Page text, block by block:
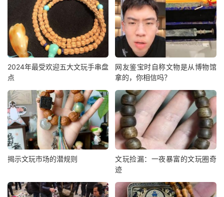
2024年最受欢迎五大文玩手串盘
点
网友鉴宝时自称文物是从博物馆
拿的，你相信吗？
揭示文玩市场的潜规则
文玩捡漏：一夜暴富的文玩圈奇
迹